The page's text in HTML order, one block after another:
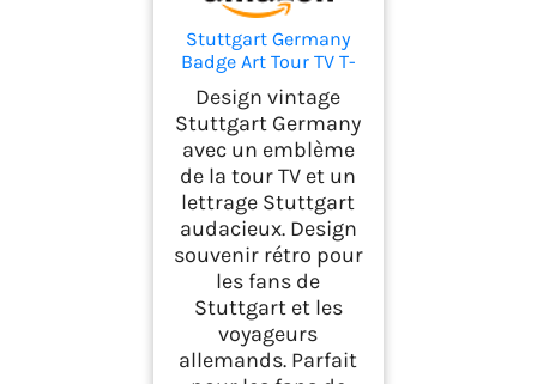
Stuttgart Germany
Badge Art Tour TV T-
Shirt
Design vintage
Stuttgart Germany
avec un emblème
de la tour TV et un
lettrage Stuttgart
audacieux. Design
souvenir rétro pour
les fans de
Stuttgart et les
voyageurs
allemands. Parfait